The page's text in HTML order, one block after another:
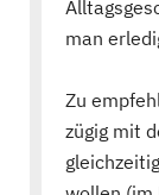
man
Zu
zügig mit